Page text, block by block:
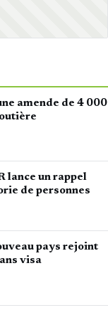
amende de 4 000
lance un rappel
de personnes
pays rejoint
visa